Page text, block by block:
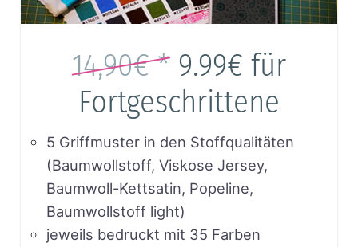
14,90€ * 9.99€ für
Fortgeschrittene
5 Griffmuster in den Stoffqualitäten
(Baumwollstoff, Viskose Jersey,
Baumwoll-Kettsatin, Popeline,
Baumwollstoff light)
jeweils bedruckt mit 35 Farben